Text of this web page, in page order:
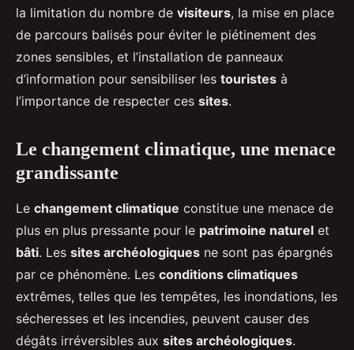
la limitation du nombre de visiteurs, la mise en place
de parcours balisés pour éviter le piétinement des
zones sensibles, et l’installation de panneaux
d’information pour sensibiliser les touristes à
l’importance de respecter ces sites.
Le changement climatique, une menace
grandissante
Le changement climatique constitue une menace de
plus en plus pressante pour le patrimoine naturel et
bâti. Les sites archéologiques ne sont pas épargnés
par ce phénomène. Les conditions climatiques
extrêmes, telles que les tempêtes, les inondations, les
sécheresses et les incendies, peuvent causer des
dégâts irréversibles aux sites archéologiques.